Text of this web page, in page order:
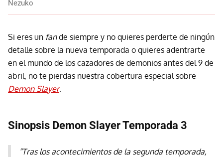
Nezuko
Si eres un fande siempre y no quieres perderte de ningún
detalle sobre la nueva temporada o quieres adentrarte
en el mundo de los cazadores de demonios antes del 9 de
abril, no te pierdas nuestra cobertura especial sobre
Demon Slayer.
Sinopsis Demon Slayer Temporada 3
“Tras los acontecimientos de la segunda temporada,